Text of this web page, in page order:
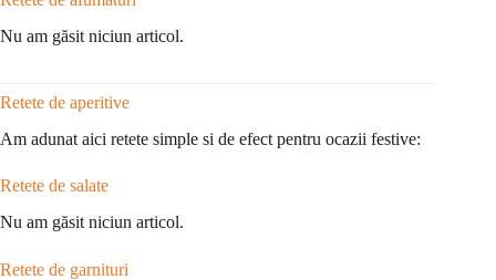
Nu am găsit niciun articol.
Retete de aperitive
Am adunat aici retete simple si de efect pentru ocazii festive:
Retete de salate
Nu am găsit niciun articol.
Retete de garnituri